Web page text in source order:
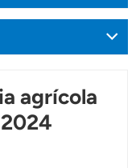
agrícola